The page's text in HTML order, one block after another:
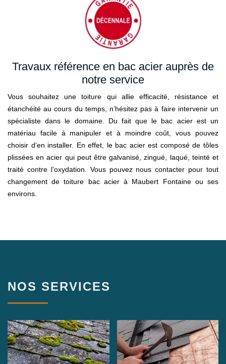
Travaux référence en bac acier auprès de
notre service
Vous souhaitez une toiture qui allie efficacité, résistance et
étanchéité au cours du temps, n’hésitez pas à faire intervenir un
spécialiste dans le domaine. Du fait que le bac acier est un
matériau facile à manipuler et à moindre coût, vous pouvez
choisir d’en installer. En effet, le bac acier est composé de tôles
plissées en acier qui peut être galvanisé, zingué, laqué, teinté et
traité contre l’oxydation. Vous pouvez nous contacter pour tout
changement de toiture bac acier à Maubert Fontaine ou ses
environs.
NOS SERVICES